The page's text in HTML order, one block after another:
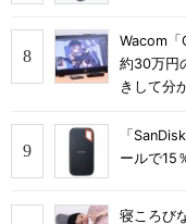
Wacom
約30万円
きして分
「
ールで15
寝ころび